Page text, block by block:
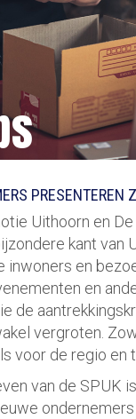
PRESENTEREN
Uithoorn en De
kant van
inwoners en
en
de
vergroten.
voor de regio en
van de SPUK